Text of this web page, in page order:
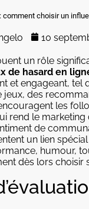
comment choisir un
10
un rôle
de hasard en
et engageant, tel
jeux, des
les
rend le marketing
de
un lien
humour,
dès lors choisir